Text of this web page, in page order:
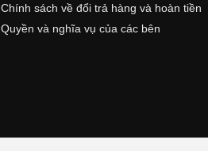
Chính sách về đổi trả hàng và hoàn tiền
Quyền và nghĩa vụ của các bên